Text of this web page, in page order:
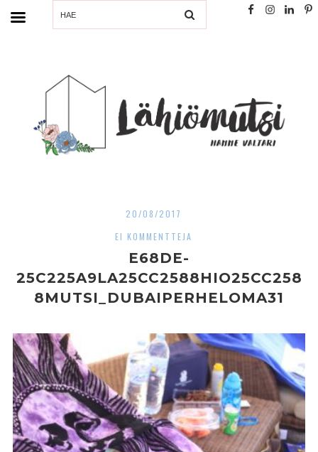
SEARCH
20/08/2017
EI KOMMENTTEJA
E68DE-
25C225A9LA25CC2588HIO25CC258
8MUTSI_DUBAIPERHELOMA31